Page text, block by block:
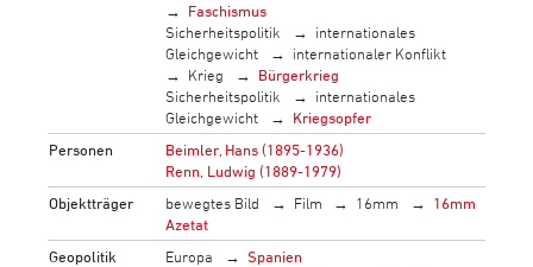
Faschismus
Sicherheitspolitik
internationales
Gleichgewicht
internationaler Konflikt
Krieg
Bürgerkrieg
Sicherheitspolitik
internationales
Gleichgewicht
Kriegsopfer
Personen
Beimler, Hans (1895-1936)
Renn, Ludwig (1889-1979)
Objektträger
bewegtes Bild Film 16mm
16mm
Azetat
Geopolitik
Europa
Spanien